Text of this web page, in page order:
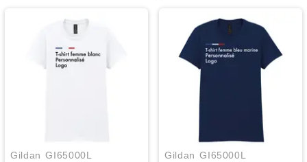
Gildan GI65000L Gildan GI65000L